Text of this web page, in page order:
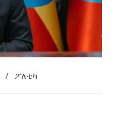
/ ፖለቲካ